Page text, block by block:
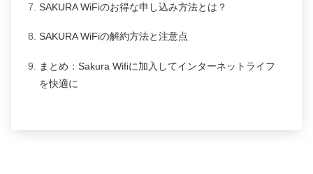
SAKURA WiFiのお得な申し込み方法とは？
SAKURA WiFiの解約方法と注意点
まとめ：Sakura Wifiに加入してインターネットライフ
を快適に